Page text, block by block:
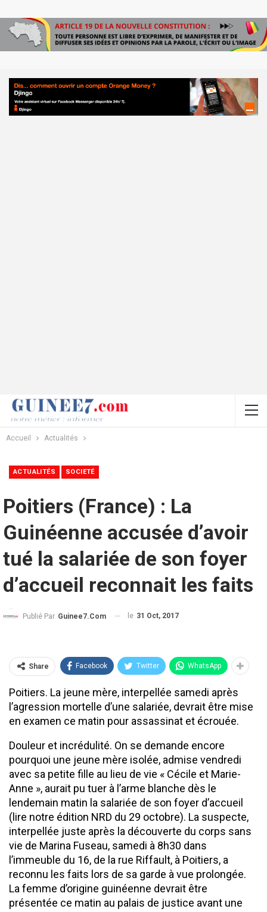
Accueil Actualités
ACTUALITÉS SOCIETÉ
Poitiers (France) : La
Guinéenne accusée d’avoir
tué la salariée de son foyer
d’accueil reconnait les faits
Publié Par Guinee7.com le 31 Oct, 2017
Share Facebook Twitter WhatsApp
Poitiers. La jeune mère, interpellée samedi après
l’agression mortelle d’une salariée, devrait être mise
en examen ce matin pour assassinat et écrouée.
Douleur et incrédulité. On se demande encore
pourquoi une jeune mère isolée, admise vendredi
avec sa petite fille au lieu de vie « Cécile et Marie-
Anne », aurait pu tuer à l’arme blanche dès le
lendemain matin la salariée de son foyer d’accueil
(lire notre édition NRD du 29 octobre). La suspecte,
interpellée juste après la découverte du corps sans
vie de Marina Fuseau, samedi à 8h30 dans
l’immeuble du 16, de la rue Riffault, à Poitiers, a
reconnu les faits lors de sa garde à vue prolongée.
La femme d’origine guinéenne devrait être
présentée ce matin au palais de justice avant une